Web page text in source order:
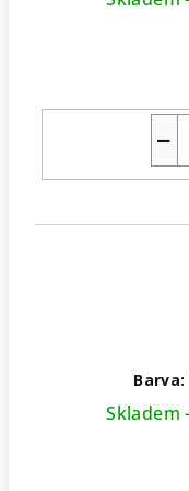
−
Skladem